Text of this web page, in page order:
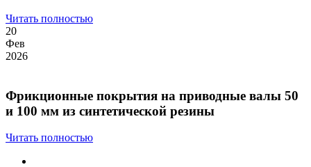
Читать полностью
20
Фев
2026
Фрикционные покрытия на приводные валы 50
и 100 мм из синтетической резины
Читать полностью